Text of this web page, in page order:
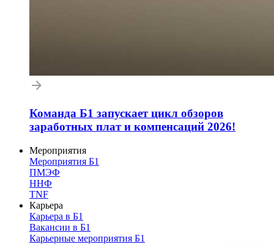
Команда Б1 запускает цикл обзоров
заработных плат и компенсаций 2026!
Мероприятия
Мероприятия Б1
ПМЭФ
ННФ
TNF
Карьера
Карьера в Б1
Вакансии в Б1
Карьерные мероприятия Б1